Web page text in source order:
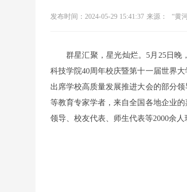
发布时间：2024-05-29 15:41:37 来源： “黄
群星汇聚，星光灿烂。5月25日
科技学院40周年校庆暨第十一届世界
出席学校高质量发展推进大会的部分
等教育专家学者，来自全国各地企业
领导、校友代表、师生代表等2000余人